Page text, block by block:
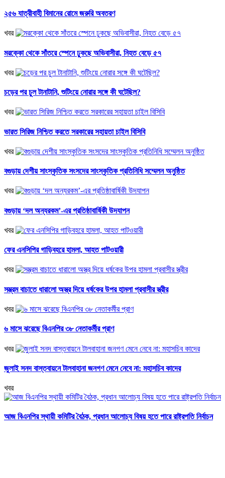
২৫৬ যাত্রীবাহী বিমানের রোমে জরুরি অবতরণ
খবর
মরক্কো থেকে সাঁতরে স্পেনে ঢুকছে অভিবাসীরা, নিহত বেড়ে ৫৭
খবর
চড়ের পর চুল টানাটানি, শুটিংয়ে নোরার সঙ্গে কী ঘটেছিল?
খবর
ভারত সিরিজ নিশ্চিত করতে সরকারের সহায়তা চাইল বিসিবি
খবর
বগুড়ায় দেশীয় সাংস্কৃতিক সংসদের সাংস্কৃতিক প্রতিনিধি সম্মেলন অনুষ্ঠিত
খবর
বগুড়ায় ‘দল অন্যরকম’-এর প্রতিষ্ঠাবার্ষিকী উদযাপন
খবর
ফের এনসিপির গাড়িবহরে হামলা, আহত পাটওয়ারী
খবর
সম্ভ্রম বাচাতে ধারালো অস্ত্র দিয়ে ধর্ষকের উপর হামলা প্রবাসীর স্ত্রীর
খবর
৬ মাসে ঝরেছে বিএনপির ৩৮ নেতাকর্মীর প্রাণ
খবর
জুলাই সনদ বাস্তবায়নে টালবাহানা জনগণ মেনে নেবে না: মহাসচিব কাদের
খবর
আজ বিএনপির স্থায়ী কমিটির বৈঠক, প্রধান আলোচ্য বিষয় হতে পারে রাষ্ট্রপতি নির্বাচন